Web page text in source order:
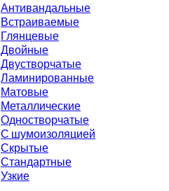
Антивандальные
Встраиваемые
Глянцевые
Двойные
Двустворчатые
Ламинированные
Матовые
Металлические
Одностворчатые
С шумоизоляцией
Скрытые
Стандартные
Узкие